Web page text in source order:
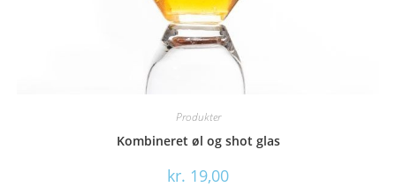
Produkter
Kombineret øl og shot glas
kr. 19,00